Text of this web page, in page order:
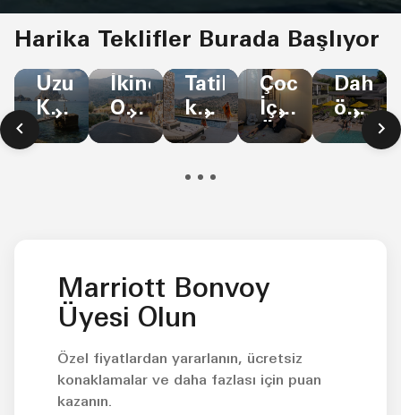
Harika Teklifler Burada Başlıyor
Uzun
Kalın,
%20
İkinci
Odaya
%50
Tatil
köylerinde
%20'ye
indirim
Çocuklar
İçin
Ücretsiz
Daha
önce
Marriott Bonvoy
Üyesi Olun
Özel fiyatlardan yararlanın, ücretsiz
konaklamalar ve daha fazlası için puan
kazanın.